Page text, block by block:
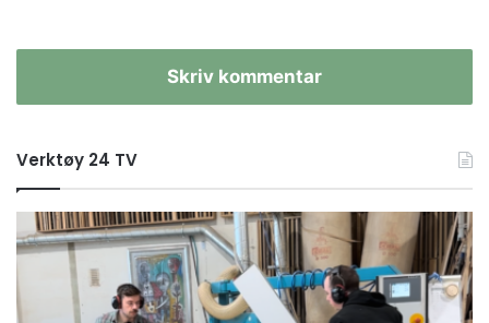
Skriv kommentar
Verktøy 24 TV